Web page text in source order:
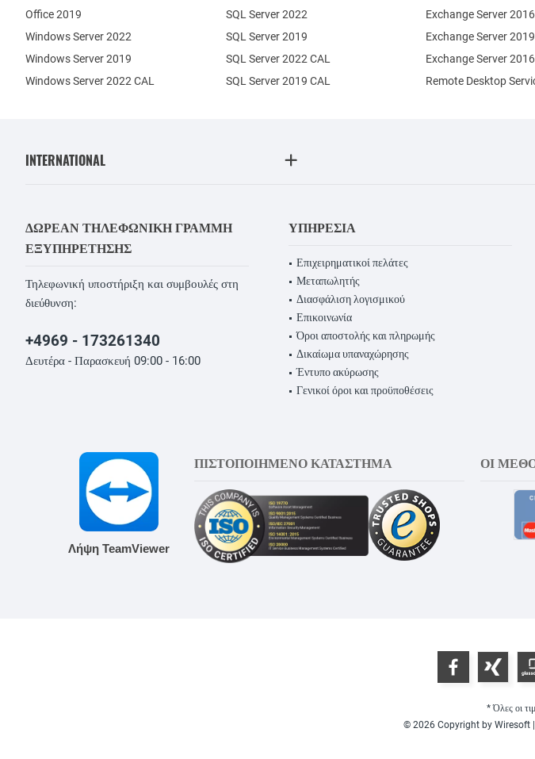
Office 2019
Windows Server 2022
Windows Server 2019
Exchange Server 2016
SQL Server 2022
SQL Server 2019
Windows Server 2022 CAL
SQL Server 2022 CAL
SQL Server 2019 CAL
Remote Desktop
Exchange Server
Exchange Server
INTERNATIONAL
ΔΩΡΕΆΝ ΤΗΛΕΦΩΝΙΚΉ ΓΡΑΜΜΉ
ΕΞΥΠΗΡΈΤΗΣΗΣ
Τηλεφωνική υποστήριξη και συμβουλές στη
διεύθυνση:
+4969 - 173261340
Δευτέρα - Παρασκευή 09:00 - 16:00
ΥΠΗΡΕΣΊΑ
Επιχειρηματικοί πελάτες
Μεταπωλητής
Διασφάλιση λογισμικού
Επικοινωνία
Όροι αποστολής και πληρωμής
Δικαίωμα υπαναχώρησης
Έντυπο ακύρωσης
Γενικοί όροι και προϋποθέσεις
Λήψη TeamViewer
ΠΙΣΤΟΠΟΙΗΜΕΝΟ ΚΑΤΑΣΤΗΜΑ ΟΙ
* Όλες οι
© 2026 Copyright by Wiresoft